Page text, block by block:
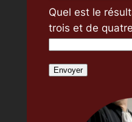
Quel est le
trois et de